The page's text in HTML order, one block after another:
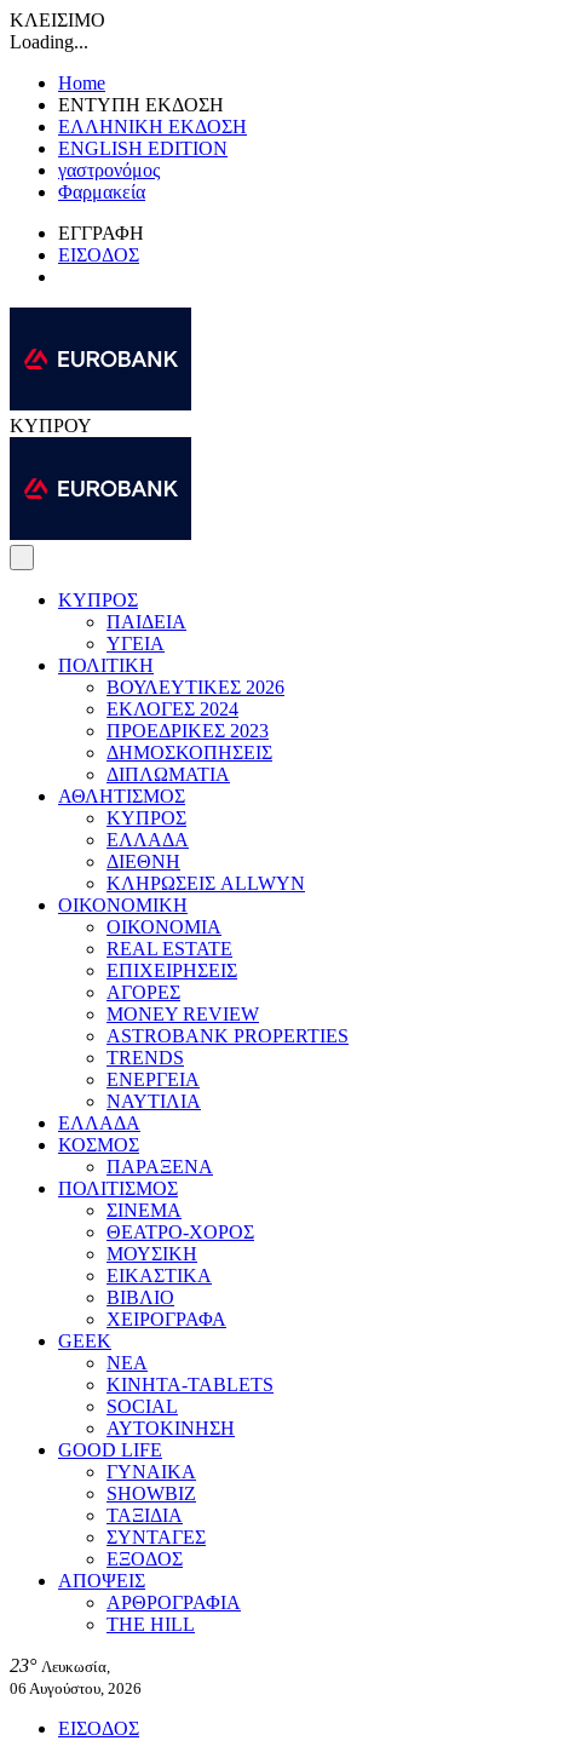
ΚΛΕΙΣΙΜΟ
Loading...
Home
ΕΝΤΥΠΗ ΕΚΔΟΣΗ
ΕΛΛΗΝΙΚΗ ΕΚΔΟΣΗ
ENGLISH EDITION
γαστρονόμος
Φαρμακεία
ΕΓΓΡΑΦΗ
ΕΙΣΟΔΟΣ
ΚΥΠΡΟΥ
ΚΥΠΡΟΣ
ΠΑΙΔΕΙΑ
ΥΓΕΙΑ
ΠΟΛΙΤΙΚΗ
ΒΟΥΛΕΥΤΙΚΕΣ 2026
ΕΚΛΟΓΕΣ 2024
ΠΡΟΕΔΡΙΚΕΣ 2023
ΔΗΜΟΣΚΟΠΗΣΕΙΣ
ΔΙΠΛΩΜΑΤΙΑ
ΑΘΛΗΤΙΣΜΟΣ
ΚΥΠΡΟΣ
ΕΛΛΑΔΑ
ΔΙΕΘΝΗ
ΚΛΗΡΩΣΕΙΣ ALLWYN
ΟΙΚΟΝΟΜΙΚΗ
ΟΙΚΟΝΟΜΙΑ
REAL ESTATE
ΕΠΙΧΕΙΡΗΣΕΙΣ
ΑΓΟΡΕΣ
MONEY REVIEW
ASTROBANK PROPERTIES
TRENDS
ΕΝΕΡΓΕΙΑ
ΝΑΥΤΙΛΙΑ
ΕΛΛΑΔΑ
ΚΟΣΜΟΣ
ΠΑΡΑΞΕΝΑ
ΠΟΛΙΤΙΣΜΟΣ
ΣΙΝΕΜΑ
ΘΕΑΤΡΟ-ΧΟΡΟΣ
ΜΟΥΣΙΚΗ
ΕΙΚΑΣΤΙΚΑ
ΒΙΒΛΙΟ
ΧΕΙΡΟΓΡΑΦΑ
GEEK
ΝΕΑ
ΚΙΝΗΤΑ-TABLETS
SOCIAL
ΑΥΤΟΚΙΝΗΣΗ
GOOD LIFE
ΓΥΝΑΙΚΑ
SHOWBIZ
ΤΑΞΙΔΙΑ
ΣΥΝΤΑΓΕΣ
ΕΞΟΔΟΣ
ΑΠΟΨΕΙΣ
ΑΡΘΡΟΓΡΑΦΙΑ
THE HILL
23° Λευκωσία,
06 Αυγούστου, 2026
ΕΙΣΟΔΟΣ